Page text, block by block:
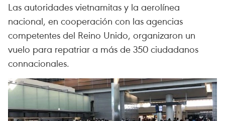
Las autoridades vietnamitas y la aerolínea
nacional, en cooperación con las agencias
competentes del Reino Unido, organizaron un
vuelo para repatriar a más de 350 ciudadanos
connacionales.